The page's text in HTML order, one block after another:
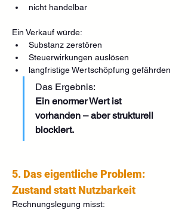
nicht handelbar
Ein Verkauf würde:
Substanz zerstören
Steuerwirkungen auslösen
langfristige Wertschöpfung gefährden
Das Ergebnis:
Ein enormer Wert ist
vorhanden – aber strukturell
blockiert.
5. Das eigentliche Problem:
Zustand statt Nutzbarkeit
Rechnungslegung misst: